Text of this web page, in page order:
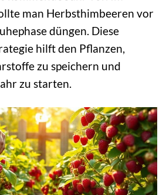
man Herbsthimbeeren vor
düngen. Diese
hilft den Pflanzen,
zu speichern und
zu starten.